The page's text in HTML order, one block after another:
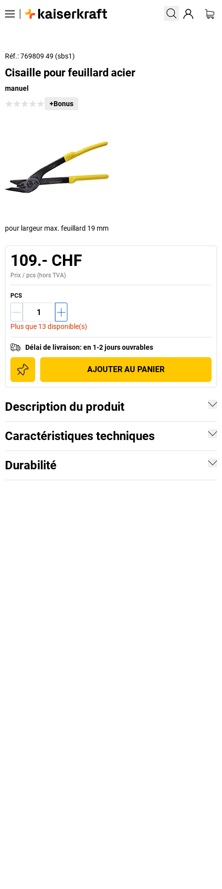
Réf.: 769809 49 (sbs1)
Cisaille pour feuillard acier
manuel
+Bonus
pour largeur max. feuillard 19 mm
109.- CHF
Prix / pcs (hors TVA)
PCS
Plus que 13 disponible(s)
Délai de livraison: en 1-2 jours ouvrables
AJOUTER AU PANIER
Description du produit
Caractéristiques techniques
Durabilité